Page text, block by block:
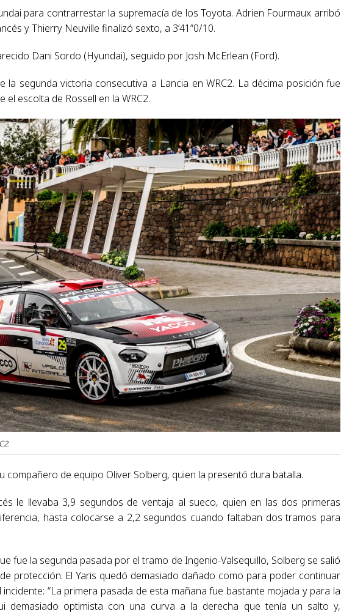
para contrarrestar la supremacía de los Toyota. Adrien Fourmaux arribó
y Thierry Neuville finalizó sexto, a 3’41”0/10.
Dani Sordo (Hyundai), seguido por Josh McErlean (Ford).
la segunda victoria consecutiva a Lancia en WRC2. La décima posición fue
escolta de Rossell en la WRC2.
compañero de equipo Oliver Solberg, quien la presentó dura batalla.
le llevaba 3,9 segundos de ventaja al sueco, quien en las dos primeras
hasta colocarse a 2,2 segundos cuando faltaban dos tramos para
fue la segunda pasada por el tramo de Ingenio-Valsequillo, Solberg se salió
protección. El Yaris quedó demasiado dañado como para poder continuar
“La primera pasada de esta mañana fue bastante mojada y para la
demasiado optimista con una curva a la derecha que tenía un salto y,